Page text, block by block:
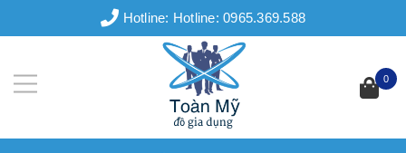
Hotline: Hotline: 0965.369.588
0